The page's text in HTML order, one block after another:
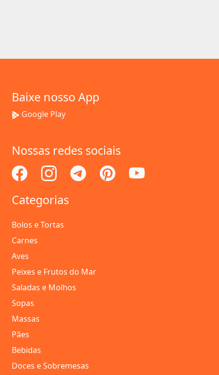
Baixe nosso App
Google Play
Nossas redes sociais
Categorias
Bolos e Tortas
Carnes
Aves
Peixes e Frutos do Mar
Saladas e Molhos
Sopas
Massas
Pães
Bebidas
Doces e Sobremesas